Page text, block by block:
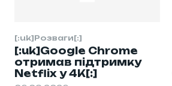
[:uk]Розваги[:]
[:uk]Google Chrome
отримав підтримку
Netflix у 4K[:]